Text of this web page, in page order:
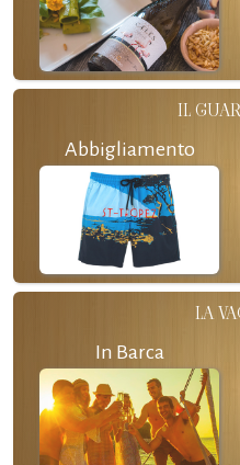
IL
Abbigliamento
LA
In Barca